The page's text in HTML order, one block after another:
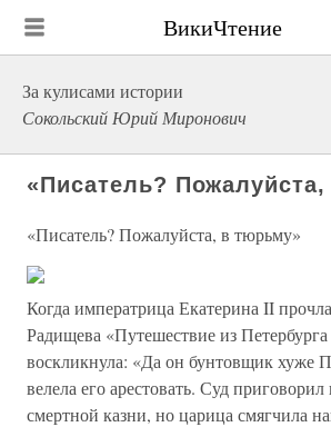
ВикиЧтение
За кулисами истории
Сокольский Юрий Миронович
«Писатель?
«Писатель? Пожалуйста, в тюрьму»
Когда императрица Екатерина II
Радищева «Путешествие из
воскликнула: «Да он бунтовщик хуже
велела его арестовать. Суд приговорил
смертной казни, но царица смягчила